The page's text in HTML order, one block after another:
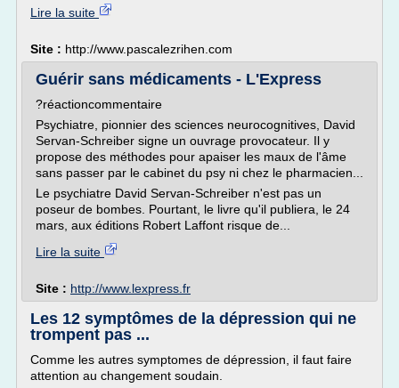
Lire la suite
Site : http://www.pascalezrihen.com
Guérir sans médicaments - L'Express
?réactioncommentaire
Psychiatre, pionnier des sciences neurocognitives, David
Servan-Schreiber signe un ouvrage provocateur. Il y
propose des méthodes pour apaiser les maux de l'âme
sans passer par le cabinet du psy ni chez le pharmacien...
Le psychiatre David Servan-Schreiber n'est pas un
poseur de bombes. Pourtant, le livre qu'il publiera, le 24
mars, aux éditions Robert Laffont risque de...
Lire la suite
Site : http://www.lexpress.fr
Les 12 symptômes de la dépression qui ne
trompent pas ...
Comme les autres symptomes de dépression, il faut faire
attention au changement soudain.